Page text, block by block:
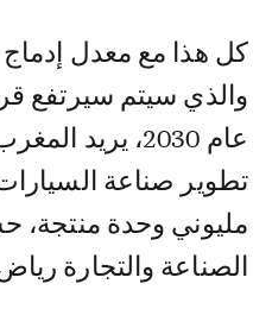
عام 2030، يريد
تطوير صناعة
مليوني وحدة منتجة،
الصناعة والتجارة